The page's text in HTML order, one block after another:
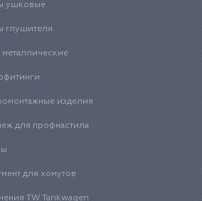
ушковые
глушителя
изделия
для профнастила
для хомутов
TW Tankwagen